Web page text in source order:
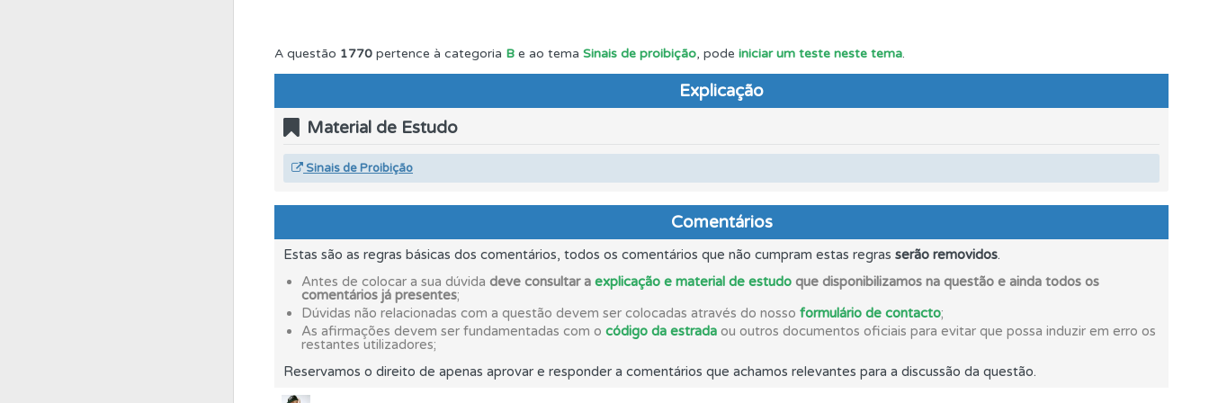
O teste "Difícil" apresenta-lhe as questões mais falhadas na plataforma.
Testes O teste "Novas" apresenta-lhe questões a que ainda não respondeu.
Veja o nível de dificuldade do teste quando o termina.
Testes O teste "Erradas" apresenta-lhe questões que errou e não voltou a responder.
Perfil Veja as questões que errou no seu perfil.
Perfil
A questão 1770 pertence à categoria B e ao tema Sinais de proibição, pode iniciar um teste neste tema.
Explicação
Material de Estudo
Sinais de Proibição
Comentários
Estas são as regras básicas dos comentários, todos os comentários que não cumpram estas regras serão removidos.
Antes de colocar a sua dúvida deve consultar a explicação e material de estudo que disponibilizamos na questão e ainda todos os
comentários já presentes;
Dúvidas não relacionadas com a questão devem ser colocadas através do nosso formulário de contacto;
As afirmações devem ser fundamentadas com o código da estrada ou outros documentos oficiais para evitar que possa induzir em erro os
restantes utilizadores;
Reservamos o direito de apenas aprovar e responder a comentários que achamos relevantes para a discussão da questão.